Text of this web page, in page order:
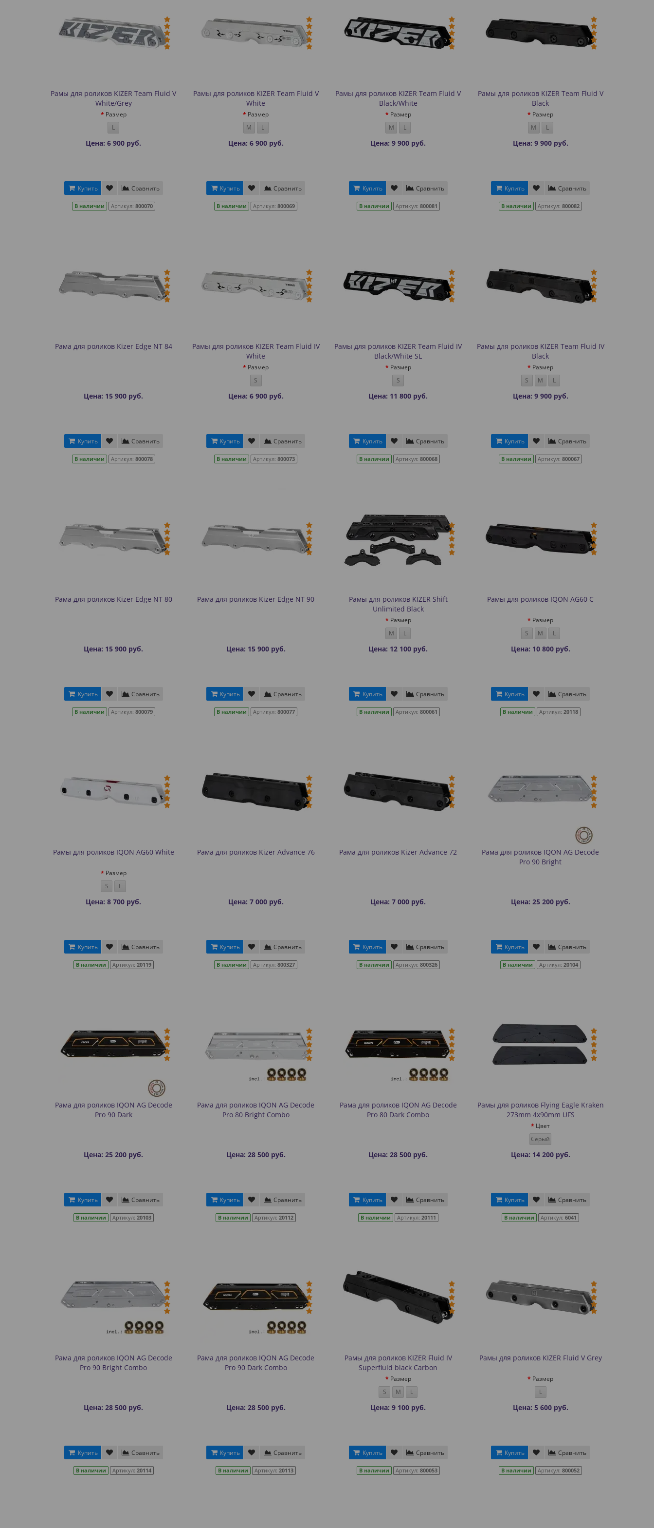
Рамы для роликов KIZER Team Fluid V
White/Grey
Размер
L
Цена: 6 900 руб.
Купить Сравнить
В наличии Артикул: 800070
Рамы для роликов KIZER Team Fluid V
White
Размер
M
L
Цена: 6 900 руб.
Купить Сравнить
В наличии Артикул:800069
Рамы для роликов KIZER Team Fluid V
Black/White
Размер
M
L
Цена: 9 900 руб.
Купить Сравнить
В наличии Артикул: 800081
Рамы для роликов KIZER Team Fluid V
Black
Размер
M
L
Цена: 9 900 руб.
Купить Сравнить
В наличии Артикул:800082
Рама для роликов Kizer Edge NT 84
Цена: 15 900 руб.
Купить Сравнить
В наличии Артикул: 800078
Рамы для роликов KIZER Team Fluid IV
White
Размер
S
Цена: 6 900 руб.
Купить Сравнить
В наличии Артикул:800073
Рамы для роликов KIZER Team Fluid IV
Black/White SL
Размер
S
Цена: 11 800 руб.
Купить Сравнить
В наличии Артикул: 800068
Рамы для роликов KIZER Team Fluid IV
Black
Размер
S
M L
Цена: 9 900 руб.
Купить Сравнить
В наличии Артикул:800067
Рама для роликов Kizer Edge NT 80
Цена: 15 900 руб.
Купить Сравнить
В наличии Артикул: 800079
Рама для роликов Kizer Edge NT 90
Цена: 15 900 руб.
Купить Сравнить
В наличии Артикул:800077
Рамы для роликов KIZER Shift
Unlimited Black
Размер
M
L
Цена: 12 100 руб.
Купить Сравнить
В наличии Артикул: 800061
Рамы для роликов IQON AG60 C
Размер
S
M L
Цена: 10 800 руб.
Купить Сравнить
В наличии Артикул:20118
Рамы для роликов IQON AG60 White
Размер
S
L
Цена: 8 700 руб.
Купить Сравнить
В наличии Артикул: 20119
Рама для роликов Kizer Advance 76
Цена: 7 000 руб.
Купить Сравнить
В наличии Артикул:800327
Рама для роликов Kizer Advance 72
Цена: 7 000 руб.
Купить Сравнить
В наличии Артикул: 800326
Рама для роликов IQON AG Decode
Pro 90 Bright
Цена: 25 200 руб.
Купить Сравнить
В наличии Артикул:20104
Рама для роликов IQON AG Decode
Pro 90 Dark
Цена: 25 200 руб.
Купить Сравнить
В наличии Артикул: 20103
Рама для роликов IQON AG Decode
Pro 80 Bright Combo
Цена: 28 500 руб.
Купить Сравнить
В наличии Артикул:20112
Рама для роликов IQON AG Decode
Pro 80 Dark Combo
Цена: 28 500 руб.
Купить Сравнить
В наличии Артикул: 20111
Рамы для роликов Flying Eagle Kraken
273mm 4x90mm UFS
Цвет
Серый
Цена: 14 200 руб.
Купить Сравнить
В наличии Артикул:6041
Рама для роликов IQON AG Decode
Pro 90 Bright Combo
Цена: 28 500 руб.
Купить Сравнить
В наличии Артикул: 20114
Рама для роликов IQON AG Decode
Pro 90 Dark Combo
Цена: 28 500 руб.
Купить Сравнить
В наличии Артикул:20113
Рамы для роликов KIZER Fluid IV
Superfluid black Carbon
Размер
S
M L
Цена: 9 100 руб.
Купить Сравнить
В наличии Артикул: 800053
Рамы для роликов KIZER Fluid V Grey
Размер
L
Цена: 5 600 руб.
Купить Сравнить
В наличии Артикул:800052